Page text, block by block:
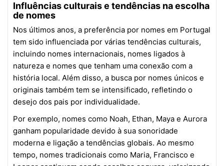
Influências culturais e tendências na escolha
de nomes
Nos últimos anos, a preferência por nomes em Portugal
tem sido influenciada por várias tendências culturais,
incluindo nomes internacionais, nomes ligados à
natureza e nomes que tenham uma conexão com a
história local. Além disso, a busca por nomes únicos e
originais também tem se intensificado, refletindo o
desejo dos pais por individualidade.
Por exemplo, nomes como Noah, Ethan, Maya e Aurora
ganham popularidade devido à sua sonoridade
moderna e ligação a tendências globais. Ao mesmo
tempo, nomes tradicionais como Maria, Francisco e